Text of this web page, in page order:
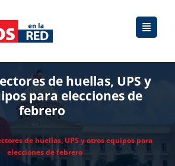
de huellas, UPS y
para elecciones de
febrero
de huellas, UPS y otros equipos para
elecciones de febrero